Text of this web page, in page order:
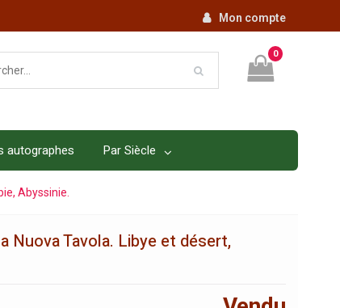
Mon compte
0
autographes Par Siècle
Abyssinie.
Nuova Tavola. Libye et désert,